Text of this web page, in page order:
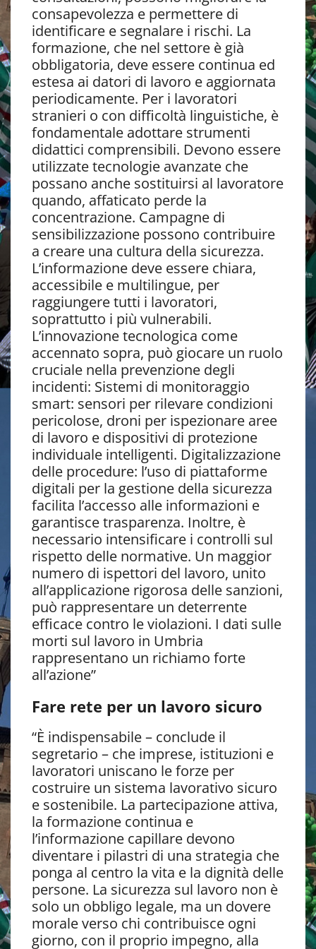
consapevolezza e permettere di
identificare e segnalare i rischi. La
formazione, che nel settore è già
obbligatoria, deve essere continua ed
estesa ai datori di lavoro e aggiornata
periodicamente. Per i lavoratori
stranieri o con difficoltà linguistiche, è
fondamentale adottare strumenti
didattici comprensibili. Devono essere
utilizzate tecnologie avanzate che
possano anche sostituirsi al lavoratore
quando, affaticato perde la
concentrazione. Campagne di
sensibilizzazione possono contribuire
a creare una cultura della sicurezza.
L’informazione deve essere chiara,
accessibile e multilingue, per
raggiungere tutti i lavoratori,
soprattutto i più vulnerabili.
L’innovazione tecnologica come
accennato sopra, può giocare un ruolo
cruciale nella prevenzione degli
incidenti: Sistemi di monitoraggio
smart: sensori per rilevare condizioni
pericolose, droni per ispezionare aree
di lavoro e dispositivi di protezione
individuale intelligenti. Digitalizzazione
delle procedure: l’uso di piattaforme
digitali per la gestione della sicurezza
facilita l’accesso alle informazioni e
garantisce trasparenza. Inoltre, è
necessario intensificare i controlli sul
rispetto delle normative. Un maggior
numero di ispettori del lavoro, unito
all’applicazione rigorosa delle sanzioni,
può rappresentare un deterrente
efficace contro le violazioni. I dati sulle
morti sul lavoro in Umbria
rappresentano un richiamo forte
all’azione”
Fare rete per un lavoro sicuro
“È indispensabile – conclude il
segretario – che imprese, istituzioni e
lavoratori uniscano le forze per
costruire un sistema lavorativo sicuro
e sostenibile. La partecipazione attiva,
la formazione continua e
l’informazione capillare devono
diventare i pilastri di una strategia che
ponga al centro la vita e la dignità delle
persone. La sicurezza sul lavoro non è
solo un obbligo legale, ma un dovere
morale verso chi contribuisce ogni
giorno, con il proprio impegno, alla